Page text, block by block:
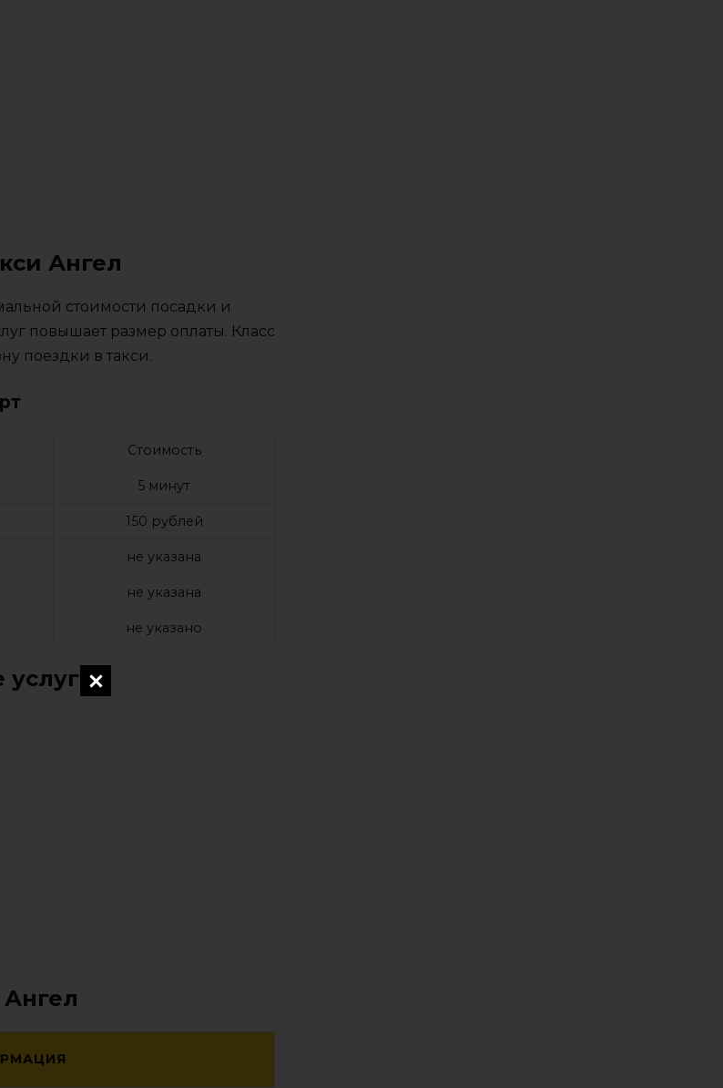
Ангел
стоимости посадки и
повышает размер оплаты. Класс
поездки в такси.
Стоимость
5 минут
150 рублей
не указана
не указана
не указано